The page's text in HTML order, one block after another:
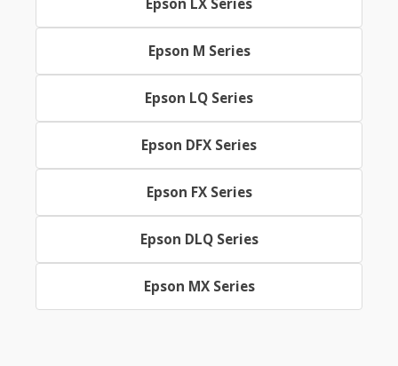
Epson LX Series
Epson M Series
Epson LQ Series
Epson DFX Series
Epson FX Series
Epson DLQ Series
Epson MX Series